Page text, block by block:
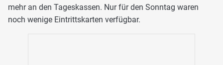
mehr an den Tageskassen. Nur für den Sonntag waren
noch wenige Eintrittskarten verfügbar.